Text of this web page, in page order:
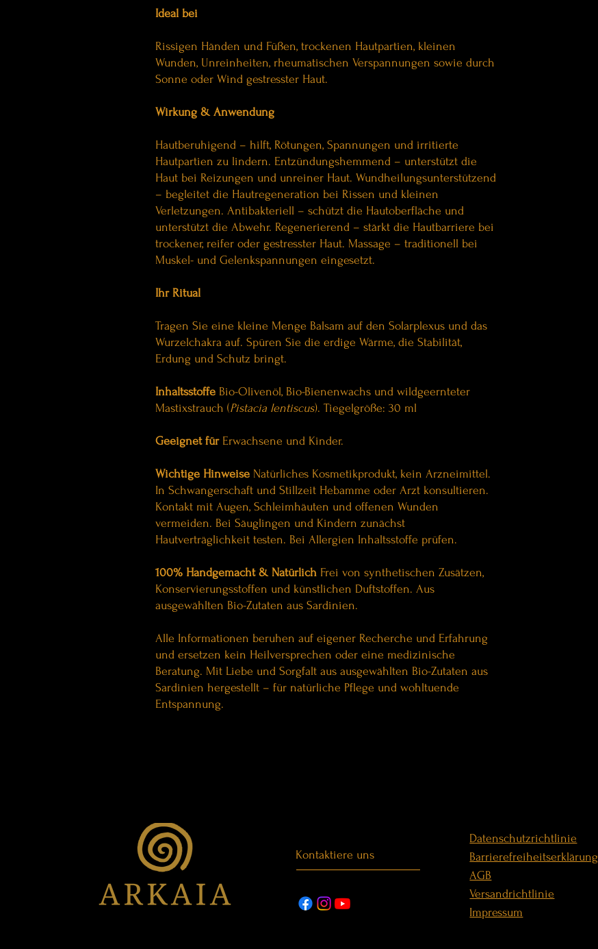
Ideal bei
Rissigen Händen und Füßen, trockenen Hautpartien, kleinen
Wunden, Unreinheiten, rheumatischen Verspannungen sowie durch
Sonne oder Wind gestresster Haut.
Wirkung & Anwendung
Hautberuhigend – hilft, Rötungen, Spannungen und irritierte
Hautpartien zu lindern. Entzündungshemmend – unterstützt die
Haut bei Reizungen und unreiner Haut. Wundheilungsunterstützend
– begleitet die Hautregeneration bei Rissen und kleinen
Verletzungen. Antibakteriell – schützt die Hautoberfläche und
unterstützt die Abwehr. Regenerierend – stärkt die Hautbarriere bei
trockener, reifer oder gestresster Haut. Massage – traditionell bei
Muskel- und Gelenkspannungen eingesetzt.
Ihr Ritual
Tragen Sie eine kleine Menge Balsam auf den Solarplexus und das
Wurzelchakra auf. Spüren Sie die erdige Wärme, die Stabilität,
Erdung und Schutz bringt.
Inhaltsstoffe Bio-Olivenöl, Bio-Bienenwachs und wildgeernteter
Mastixstrauch (Pistacia lentiscus). Tiegelgröße: 30 ml
Geeignet fürErwachsene und Kinder.
Wichtige Hinweise Natürliches Kosmetikprodukt, kein Arzneimittel.
In Schwangerschaft und Stillzeit Hebamme oder Arzt konsultieren.
Kontakt mit Augen, Schleimhäuten und offenen Wunden
vermeiden. Bei Säuglingen und Kindern zunächst
Hautverträglichkeit testen. Bei Allergien Inhaltsstoffe prüfen.
100% Handgemacht & Natürlich Frei von synthetischen Zusätzen,
Konservierungsstoffen und künstlichen Duftstoffen. Aus
ausgewählten Bio-Zutaten aus Sardinien.
Alle Informationen beruhen auf eigener Recherche und Erfahrung
und ersetzen kein Heilversprechen oder eine medizinische
Beratung. Mit Liebe und Sorgfalt aus ausgewählten Bio-Zutaten aus
Sardinien hergestellt – für natürliche Pflege und wohltuende
Entspannung.
Kontaktiere uns
Datenschutzrichtlinie
Barrierefreiheitserklärung
AGB
Versandrichtlinie
Impressum